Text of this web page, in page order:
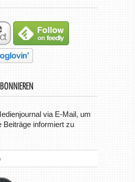
via E-Mail, um
Beiträge informiert zu